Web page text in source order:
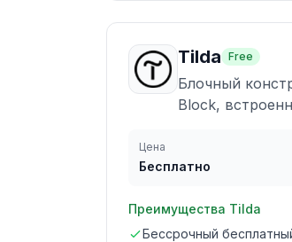
Tilda Free
Блочный
Block,
Цена
Бесплатно
Преимущества Tilda
Бессрочный